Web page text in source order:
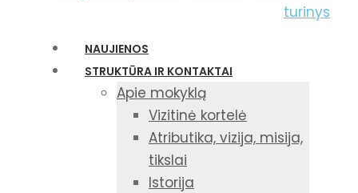
turinys
NAUJIENOS
STRUKTŪRA IR KONTAKTAI
Apie mokyklą
Vizitinė kortelė
Atributika, vizija, misija,
tikslai
Istorija